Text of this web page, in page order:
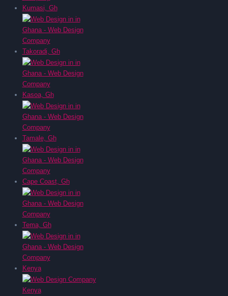
Kumasi, Gh
Takoradi, Gh
Kasoa, Gh
Tamale, Gh
Cape Coast, Gh
Tema, Gh
Kenya